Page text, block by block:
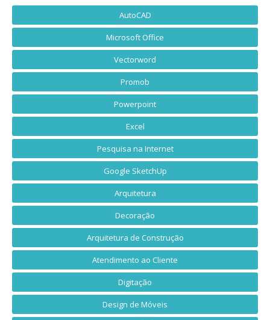
AutoCAD
Microsoft Office
Vectorword
Promob
Powerpoint
Excel
Pesquisa na Internet
Google SketchUp
Arquitetura
Decoração
Arquitetura de Construção
Atendimento ao Cliente
Digitação
Design de Móveis